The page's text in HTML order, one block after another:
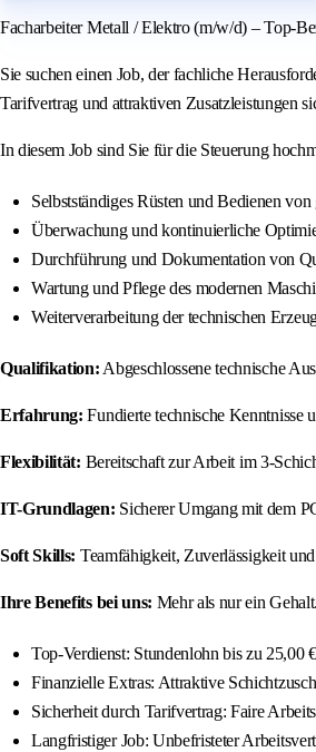
Facharbeiter Metall / Elektro (m/w/d) – Top-
Sie suchen einen Job, der fachliche
Tarifvertrag und attraktiven Zusatzleistungen
In diesem Job sind Sie für die Steuerung
Selbstständiges Rüsten und Bedienen
Überwachung und kontinuierliche
Durchführung und Dokumentation von
Wartung und Pflege des modernen
Weiterverarbeitung der technischen
Qualifikation: Abgeschlossene technische
Erfahrung: Fundierte technische Kenntnisse
Flexibilität: Bereitschaft zur Arbeit im 3-
IT-Grundlagen: Sicherer Umgang mit dem
Soft Skills: Teamfähigkeit, Zuverlässigkeit
Ihre Benefits bei uns: Mehr als nur ein
Top-Verdienst: Stundenlohn bis zu 25,00
Finanzielle Extras: Attraktive
Sicherheit durch Tarifvertrag: Faire
Langfristiger Job: Unbefristeter